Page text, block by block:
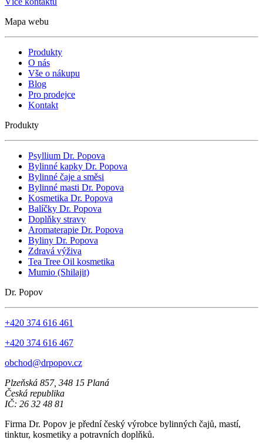
Mapa webu
Produkty
O nás
Vše o nákupu
Blog
Pro prodejce
Kontakt
Produkty
Psyllium Dr. Popova
Bylinné kapky Dr. Popova
Bylinné čaje a směsi
Bylinné masti Dr. Popova
Kosmetika Dr. Popova
Balíčky Dr. Popova
Doplňky stravy
Aromaterapie Dr. Popova
Byliny Dr. Popova
Zdravá výživa
Tea Tree Oil kosmetika
Mumio (Shilajit)
Dr. Popov
+420 374 616 461
+420 374 616 467
obchod@drpopov.cz
Plzeňská 857, 348 15 Planá
Česká republika
IČ: 26 32 48 81
Firma Dr. Popov je přední český výrobce bylinných čajů, mastí,
tinktur, kosmetiky a potravních doplňků.